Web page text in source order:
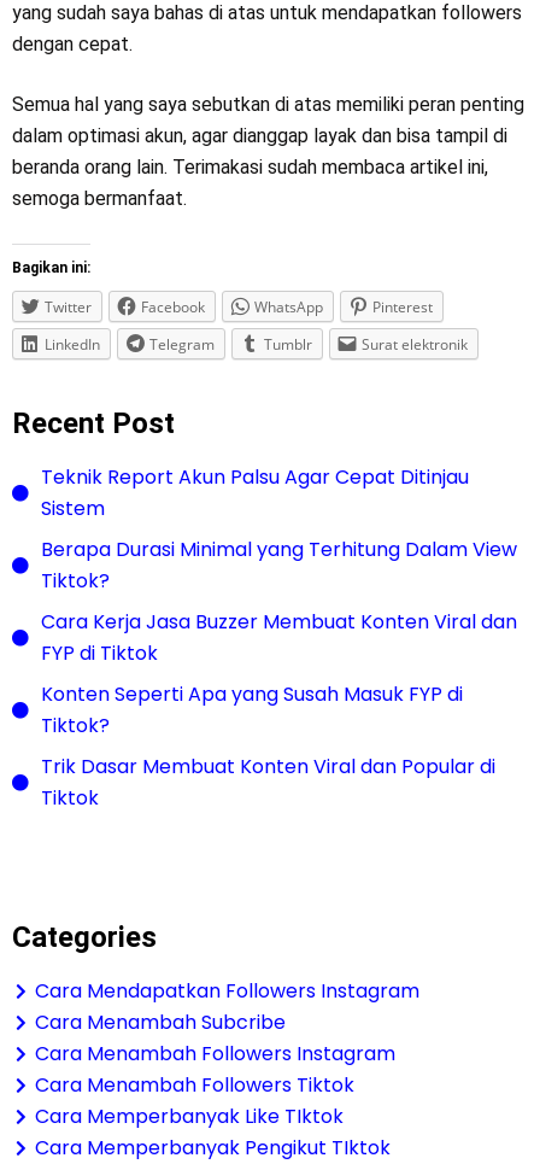
yang sudah saya bahas di atas untuk mendapatkan followers
dengan cepat.
Semua hal yang saya sebutkan di atas memiliki peran penting
dalam optimasi akun, agar dianggap layak dan bisa tampil di
beranda orang lain. Terimakasi sudah membaca artikel ini,
semoga bermanfaat.
Bagikan ini:
Twitter Facebook WhatsApp
Pinterest
LinkedIn
Telegram Tumblr Surat elektronik
Recent Post
Teknik Report Akun Palsu Agar Cepat Ditinjau
Sistem
Berapa Durasi Minimal yang Terhitung Dalam View
Tiktok?
Cara Kerja Jasa Buzzer Membuat Konten Viral dan
FYP di Tiktok
Konten Seperti Apa yang Susah Masuk FYP di
Tiktok?
Trik Dasar Membuat Konten Viral dan Popular di
Tiktok
Categories
Cara Mendapatkan Followers Instagram
Cara Menambah Subcribe
Cara Menambah Followers Instagram
Cara Menambah Followers Tiktok
Cara Memperbanyak Like TIktok
Cara Memperbanyak Pengikut TIktok